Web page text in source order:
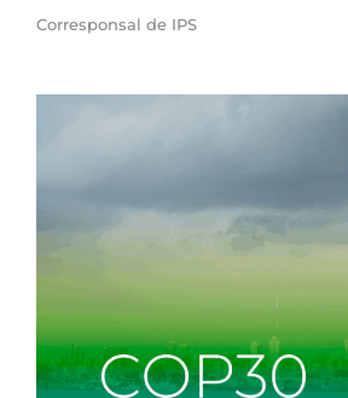
Corresponsal de IPS